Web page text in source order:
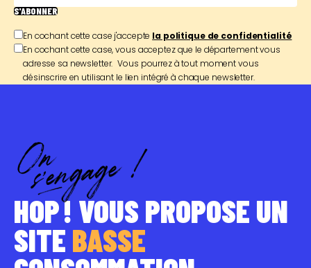
S'ABONNER
En cochant cette case j'accepte la politique de confidentialité
En cochant cette case, vous acceptez que le département vous
adresse sa newsletter. Vous pourrez à tout moment vous
désinscrire en utilisant le lien intégré à chaque newsletter.
HOP ! VOUS PROPOSE UN
SITE BASSE